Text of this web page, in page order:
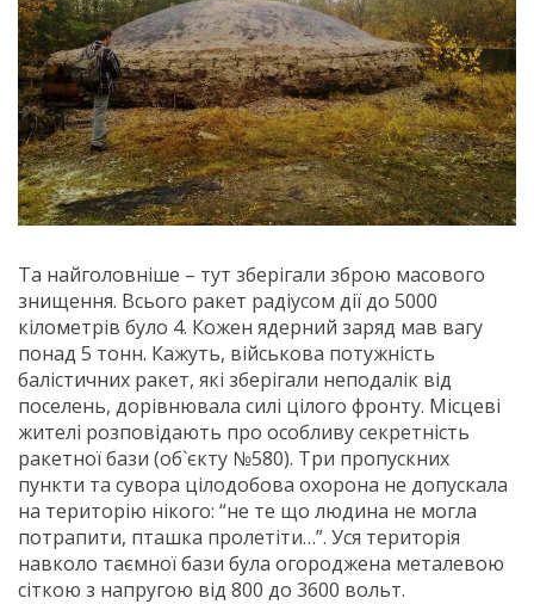
Та найголовніше – тут зберігали зброю масового
знищення. Всього ракет радіусом дії до 5000
кілометрів було 4. Кожен ядерний заряд мав вагу
понад 5 тонн. Кажуть, військова потужність
балістичних ракет, які зберігали неподалік від
поселень, дорівнювала силі цілого фронту. Місцеві
жителі розповідають про особливу секретність
ракетної бази (об`єкту №580). Три пропускних
пункти та сувора цілодобова охорона не допускала
на територію нікого: “не те що людина не могла
потрапити, пташка пролетіти…”. Уся територія
навколо таємної бази була огороджена металевою
сіткою з напругою від 800 до 3600 вольт.